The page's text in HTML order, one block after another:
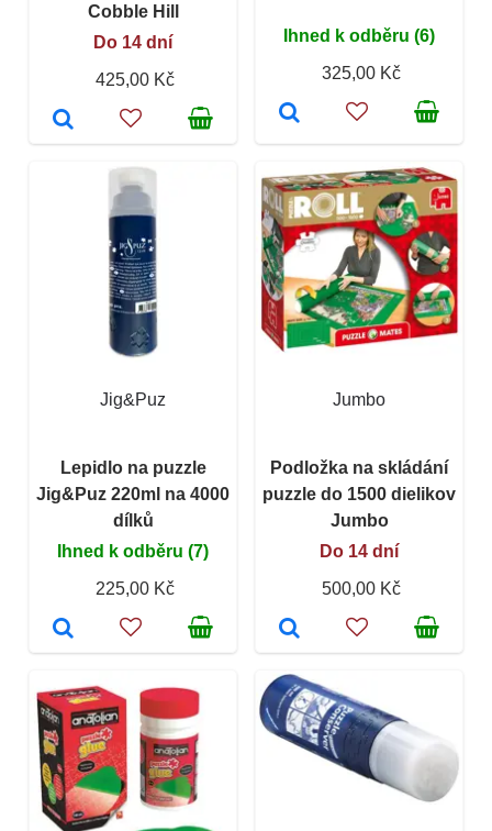
Cobble Hill
Do 14 dní
425,00 Kč
Ihned k odběru (6)
325,00 Kč
Jig&Puz
Lepidlo na puzzle
Jig&Puz 220ml na 4000
dílků
Ihned k odběru (7)
225,00 Kč
Jumbo
Podložka na skládání
puzzle do 1500 dielikov
Jumbo
Do 14 dní
500,00 Kč